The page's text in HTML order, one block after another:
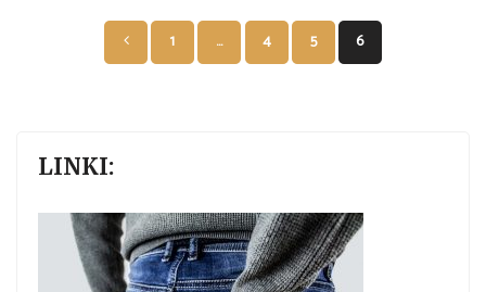
Nawigacja
po
1 … 4 5 6
LINKI: